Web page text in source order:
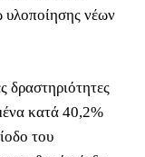
υλοποίησης νέων
δραστηριότητες
κατά 40,2%
του